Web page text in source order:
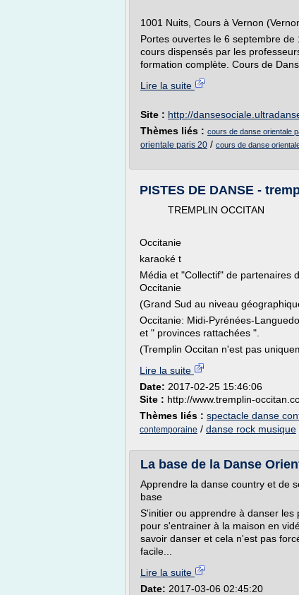
1001 Nuits, Cours à Vernon
Portes ouvertes le 6 septembre
cours dispensés par les
formation complète. Cours de
Lire la suite
Site : http://
Thèmes liés : cours de danse orientale
orientale paris 20 / cours de danse
PISTES DE DANSE -
TREMPLIN OCCITAN
Occitanie
karaoké t
Média et "Collectif" de partenaires
Occitanie
(Grand Sud au niveau
Occitanie: Midi-Pyrénées-
et " provinces rattachées ".
(Tremplin Occitan n'est pas
Lire la suite
Date: 2017-02-25 15:46:06
Site : http://www.tremplin-
Thèmes liés : spectacle danse
contemporaine / danse rock musique
La base de la Danse
Apprendre la danse country et de
base
S'initier ou apprendre à danser les
pour s'entrainer à la maison en
savoir danser et cela n'est pas
facile...
Lire la suite
Date: 2017-03-06 02:45:20